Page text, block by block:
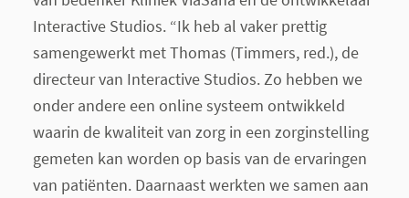
Interactive Studios. “Ik heb al vaker prettig
samengewerkt met Thomas (Timmers, red.), de
directeur van Interactive Studios. Zo hebben we
onder andere een online systeem ontwikkeld
waarin de kwaliteit van zorg in een zorginstelling
gemeten kan worden op basis van de ervaringen
van patiënten. Daarnaast werkten we samen aan